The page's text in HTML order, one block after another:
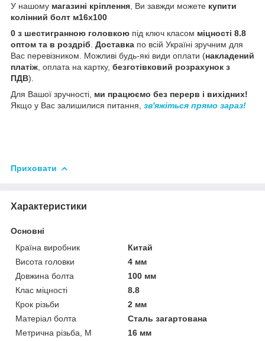
У нашому магазині кріплення, Ви завжди можете купити
колінний болт м16х100
0 з шестигранною головкою під ключ класом міцності 8.8
оптом та в роздріб. Доставка по всій Україні зручним для
Вас перевізником. Можливі будь-які види оплати (накладений
платіж, оплата на картку, безготівковий розрахунок з
ПДВ).
Для Вашої зручності, ми працюємо без перерв і вихідних!
Якщо у Вас залишилися питання, зв'яжіться прямо зараз!
Приховати
Характеристики
Основні
Країна виробник
Китай
Висота головки
4 мм
Довжина болта
100 мм
Клас міцності
8.8
Крок різьби
2 мм
Матеріал болта
Сталь загартована
Метрична різьба, М
16 мм